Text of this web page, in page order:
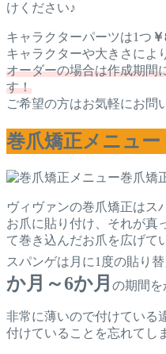
けください♪
キャラクターパーツは1つ
キャラクターや大きさによ
オーダーの場合は作成期間
す！
ご希望の方はお気軽にお問
巻爪矯正メニュー
巻爪矯
ヴィヴァンの巻爪矯正はス
お爪に貼り付け、それが真
て巻き込んだお爪を広げて
スパンゲは月に1度の貼り
か月～6か月 の期間を
非常に薄いので付けている
付けていることを忘れてし